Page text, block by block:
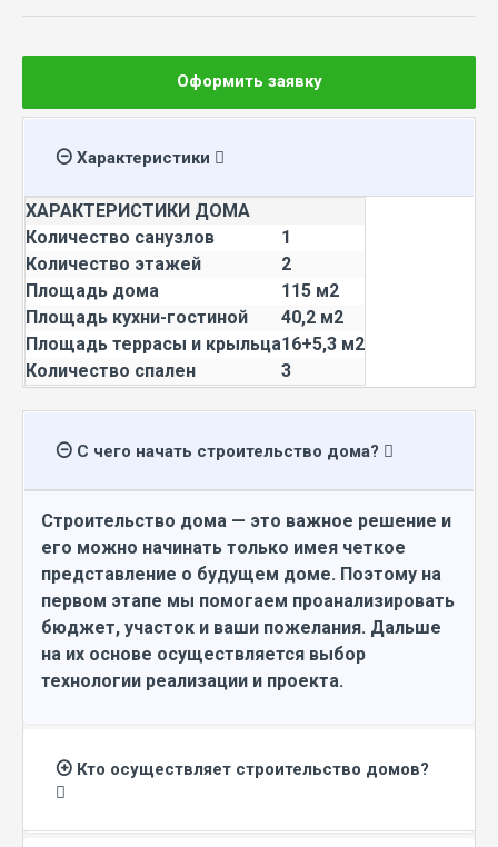
Оформить заявку
Характеристики
ХАРАКТЕРИСТИКИ ДОМА
Количество санузлов
1
Количество этажей
2
Площадь дома
115 м2
Площадь кухни-гостиной
40,2 м2
Площадь террасы и крыльца16+5,3 м2
Количество спален
3
С чего начать строительство дома?
Строительство дома — это важное решение и
его можно начинать только имея четкое
представление о будущем доме. Поэтому на
первом этапе мы помогаем проанализировать
бюджет, участок и ваши пожелания. Дальше
на их основе осуществляется выбор
технологии реализации и проекта.
Кто осуществляет строительство домов?